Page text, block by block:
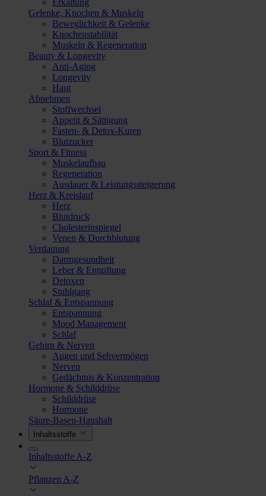
Erkältung
Gelenke, Knochen & Muskeln
Beweglichkeit & Gelenke
Knochenstabilität
Muskeln & Regeneration
Beauty & Longevity
Anti-Aging
Longevity
Haut
Abnehmen
Stoffwechsel
Appetit & Sättigung
Fasten- & Detox-Kuren
Blutzucker
Sport & Fitness
Muskelaufbau
Regeneration
Ausdauer & Leistungssteigerung
Herz & Kreislauf
Herz
Blutdruck
Cholesterinspiegel
Venen & Durchblutung
Verdauung
Darmgesundheit
Leber & Entgiftung
Detoxen
Stuhlgang
Schlaf & Entspannung
Entspannung
Mood Management
Schlaf
Gehirn & Nerven
Augen und Sehvermögen
Nerven
Gedächtnis & Konzentration
Hormone & Schilddrüse
Schilddrüse
Hormone
Säure-Basen-Haushalt
Inhaltsstoffe
Inhaltsstoffe A-Z
Pflanzen A-Z